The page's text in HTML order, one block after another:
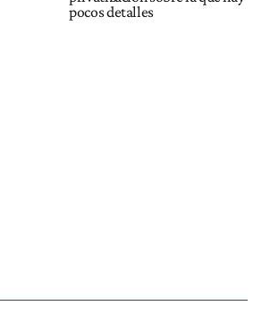
pocos detalles